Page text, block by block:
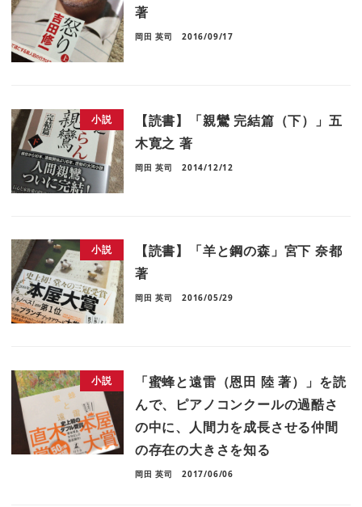
著
岡田 英司 2016/09/17
小説
【読書】「親鸞 完結篇（下）」五
木寛之 著
岡田 英司 2014/12/12
小説
【読書】「羊と鋼の森」宮下 奈都
著
岡田 英司 2016/05/29
小説
「蜜蜂と遠雷（恩田 陸 著）」を読
んで、ピアノコンクールの過酷さ
の中に、人間力を成長させる仲間
の存在の大きさを知る
岡田 英司 2017/06/06